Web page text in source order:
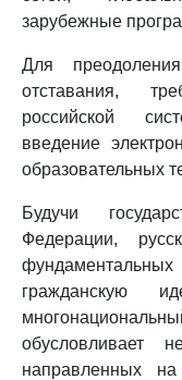
зарубежные
Для
отставания,
российской
введение
образовательных
Будучи
Федерации,
гражданскую
обусловливает
направленных